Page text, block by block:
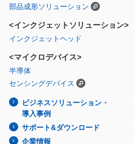
部品成形ソリューション
<インクジェットソリューション>
インクジェットヘッド
<マイクロデバイス>
半導体
センシングデバイス
ビジネスソリューション・
導入事例
サポート&ダウンロード
企業情報